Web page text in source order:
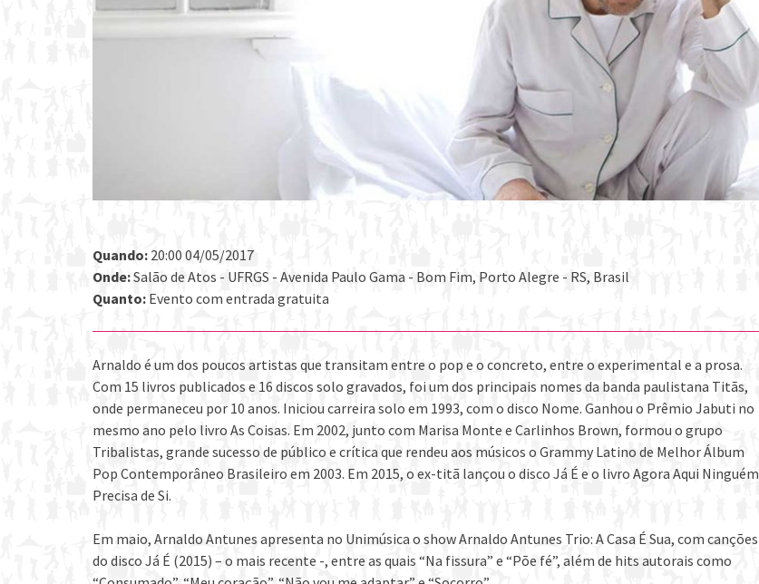
Quando: 20:00 04/05/2017
Onde:Salão de Atos - UFRGS - Avenida Paulo Gama - Bom Fim, Porto Alegre - RS, Brasil
Quanto: Evento com entrada gratuita
Arnaldo é um dos poucos artistas que transitam entre o pop e o concreto, entre o experimental e a prosa.
Com 15 livros publicados e 16 discos solo gravados, foi um dos principais nomes da banda paulistana Titãs,
onde permaneceu por 10 anos. Iniciou carreira solo em 1993, com o disco Nome. Ganhou o Prêmio Jabuti no
mesmo ano pelo livro As Coisas. Em 2002, junto com Marisa Monte e Carlinhos Brown, formou o grupo
Tribalistas, grande sucesso de público e crítica que rendeu aos músicos o Grammy Latino de Melhor Álbum
Pop Contemporâneo Brasileiro em 2003. Em 2015, o ex-titã lançou o disco Já É e o livro Agora Aqui Ninguém
Precisa de Si.
Em maio, Arnaldo Antunes apresenta no Unimúsica o show Arnaldo Antunes Trio: A Casa É Sua, com canções
do disco Já É (2015) – o mais recente -, entre as quais “Na fissura” e “Põe fé”, além de hits autorais como